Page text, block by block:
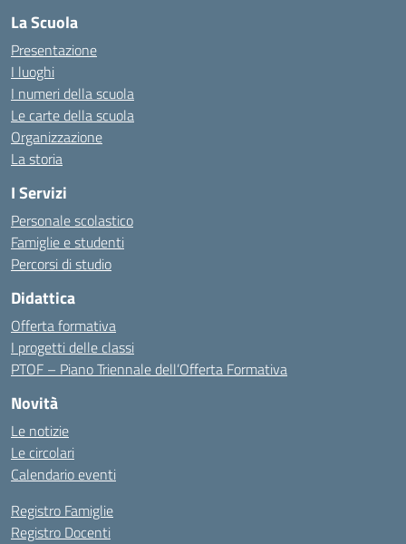
La Scuola
Presentazione
I luoghi
I numeri della scuola
Le carte della scuola
Organizzazione
La storia
I Servizi
Personale scolastico
Famiglie e studenti
Percorsi di studio
Didattica
Offerta formativa
I progetti delle classi
PTOF – Piano Triennale dell’Offerta Formativa
Novità
Le notizie
Le circolari
Calendario eventi
Registro Famiglie
Registro Docenti